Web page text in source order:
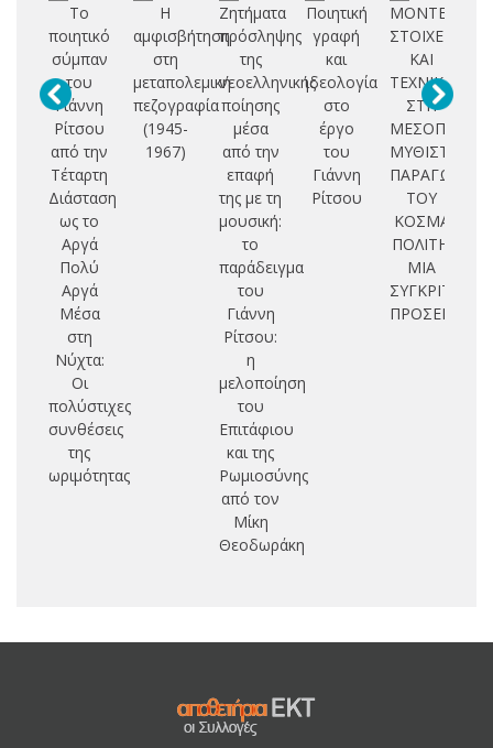
Το
ποιητικό
σύμπαν
του
Γιάννη
Ρίτσου
από την
Τέταρτη
Διάσταση
ως το
Αργά
Πολύ
Αργά
Μέσα
στη
Νύχτα:
Οι
πολύστιχες
συνθέσεις
της
ωριμότητας
Η
αμφισβήτηση
στη
μεταπολεμική
πεζογραφία
(1945-
1967)
Ζητήματα
πρόσληψης
της
νεοελληνικής
ποίησης
μέσα
από την
επαφή
της με τη
μουσική:
το
παράδειγμα
του
Γιάννη
Ρίτσου:
η
μελοποίηση
του
Επιτάφιου
και της
Ρωμιοσύνης
από τον
Μίκη
Θεοδωράκη
Ποιητική
γραφή
και
ιδεολογία
στο
έργο
του
Γιάννη
Ρίτσου
ΣΤΟΙΧΕΙΑ
ΚΑΙ
ΤΕΧΝΙΚΕΣ
ΣΤΗ
ΠΑΡΑΓΩΓΗ
ΤΟΥ
ΚΟΣΜΑ
ΠΟΛΙΤΗ:
ΜΙΑ
ΣΥΓΚΡΙΤΙΚΗ
ΠΡΟΣΕΓΓΙΣΗ